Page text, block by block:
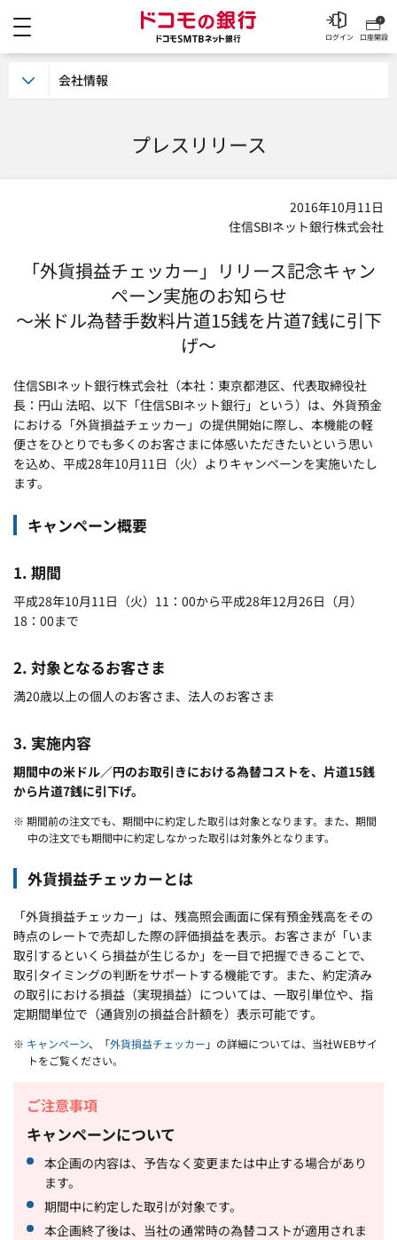
ドコモの銀行 ドコモ
口座開設
ログイン
プレスリリース
2016年10月11日
住信SBIネット銀行株式会社
「外貨損益チェッカー」リリース記念キャン
ペーン実施のお知らせ
～米ドル為替手数料片道15銭を片道7銭に引下
げ～
住信SBIネット銀行株式会社（本社：東京都港区、代表取締役社
長：円山 法昭、以下「住信SBIネット銀行」という）は、外貨預金
における「外貨損益チェッカー」の提供開始に際し、本機能の軽
便さをひとりでも多くのお客さまに体感いただきたいという思い
を込め、平成28年10月11日（火）よりキャンペーンを実施いたし
ます。
キャンペーン概要
1. 期間
平成28年10月11日（火）11：00から平成28年12月26日（月）
18：00まで
2. 対象となるお客さま
満20歳以上の個人のお客さま、法人のお客さま
3. 実施内容
期間中の米ドル／円のお取引きにおける為替コストを、片道15銭
から片道7銭に引下げ。
※ 期間前の注文でも、期間中に約定した取引は対象となります。また、期間
中の注文でも期間中に約定しなかった取引は対象外となります。
外貨損益チェッカーとは
「外貨損益チェッカー」は、残高照会画面に保有預金残高をその
時点のレートで売却した際の評価損益を表示。お客さまが「いま
取引するといくら損益が生じるか」を一目で把握できることで、
取引タイミングの判断をサポートする機能です。また、約定済み
の取引における損益（実現損益）については、一取引単位や、指
定期間単位で（通貨別の損益合計額を）表示可能です。
※ キャンペーン、「外貨損益チェッカー 」の詳細については、当社WEBサイ
トをご覧ください。
ご注意事項
キャンペーンについて
本企画の内容は、予告なく変更または中止する場合があり
ます。
期間中に約定した取引が対象です。
本企画終了後は、当社の通常時の為替コストが適用されま
会社情報